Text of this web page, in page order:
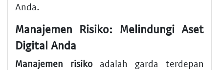
Anda.
Manajemen Risiko: Melindungi Aset
Digital Anda
Manajemen risikoadalah garda terdepan